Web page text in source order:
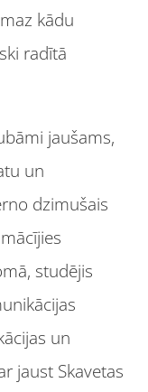
kādu
radītā
jaušams,
un
dzimušais
studējis
un
jaust Skavetas